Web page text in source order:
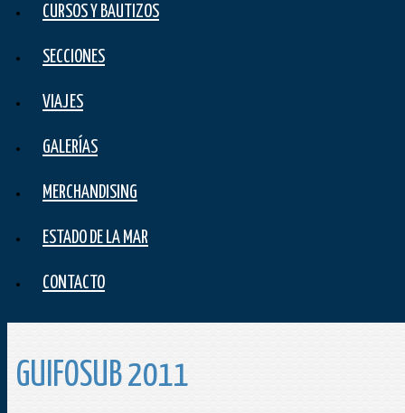
CURSOS Y BAUTIZOS
SECCIONES
VIAJES
GALERÍAS
MERCHANDISING
ESTADO DE LA MAR
CONTACTO
GUIFOSUB 2011